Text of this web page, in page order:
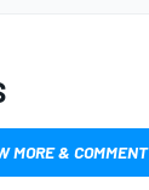
MORE & COMMENT